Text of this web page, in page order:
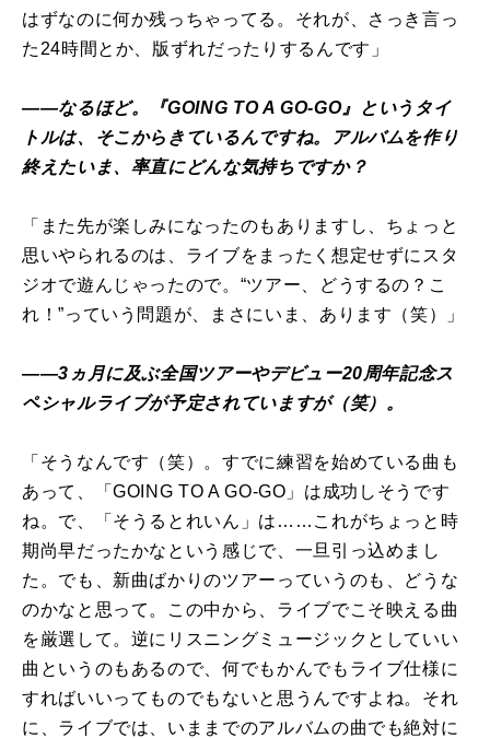
はずなのに何か残っちゃってる。それが、さっき言っ
た24時間とか、版ずれだったりするんです」
――なるほど。『GOING TO A GO-GO』というタイ
トルは、そこからきているんですね。アルバムを作り
終えたいま、率直にどんな気持ちですか？
「また先が楽しみになったのもありますし、ちょっと
思いやられるのは、ライブをまったく想定せずにスタ
ジオで遊んじゃったので。“ツアー、どうするの？こ
れ！”っていう問題が、まさにいま、あります（笑）」
――3ヵ月に及ぶ全国ツアーやデビュー20周年記念ス
ペシャルライブが予定されていますが（笑）。
「そうなんです（笑）。すでに練習を始めている曲も
あって、「GOING TO A GO-GO」は成功しそうです
ね。で、「そうるとれいん」は……これがちょっと時
期尚早だったかなという感じで、一旦引っ込めまし
た。でも、新曲ばかりのツアーっていうのも、どうな
のかなと思って。この中から、ライブでこそ映える曲
を厳選して。逆にリスニングミュージックとしていい
曲というのもあるので、何でもかんでもライブ仕様に
すればいいってものでもないと思うんですよね。それ
に、ライブでは、いままでのアルバムの曲でも絶対に